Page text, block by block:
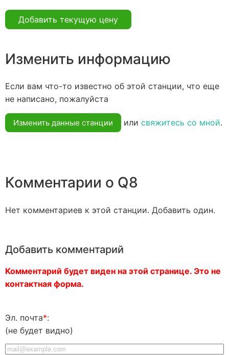
Добавить текущую цену
Изменить информацию
Если вам что-то известно об этой станции, что еще
не написано, пожалуйста
Изменить данные станции или свяжитесь со мной.
Комментарии о Q8
Нет комментариев к этой станции. Добавить один.
Добавить комментарий
Комментарий будет виден на этой странице. Это не
контактная форма.
Эл. почта*:
(не будет видно)